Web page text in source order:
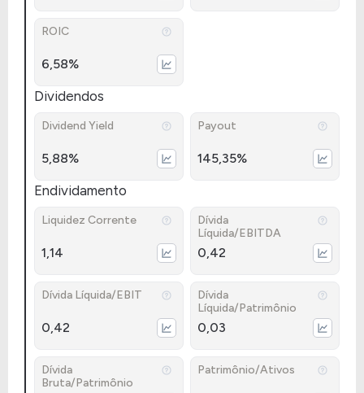
ROIC
6,58%
Dividendos
Dividend Yield
5,88%
Payout
145,35%
Endividamento
Liquidez Corrente
1,14
Dívida
Líquida/EBITDA
0,42
Dívida Líquida/EBIT
0,42
Dívida
Líquida/Patrimônio
0,03
Dívida
Bruta/Patrimônio
Patrimônio/Ativos